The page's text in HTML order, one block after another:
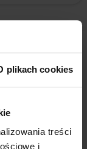
plikach cookies
treści
i
produkt